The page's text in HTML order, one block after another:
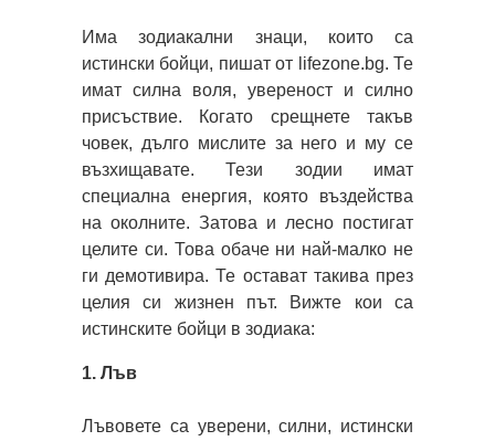
Има зодиакални знаци, които са
истински бойци, пишат от lifezone.bg. Те
имат силна воля, увереност и силно
присъствие. Когато срещнете такъв
човек, дълго мислите за него и му се
възхищавате. Тези зодии имат
специална енергия, която въздейства
на околните. Затова и лесно постигат
целите си. Това обаче ни най-малко не
ги демотивира. Те остават такива през
целия си жизнен път. Вижте кои са
истинските бойци в зодиака:
1. Лъв
Лъвовете са уверени, силни, истински